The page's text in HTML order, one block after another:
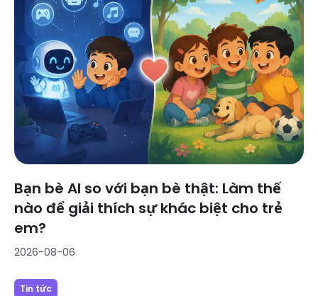
Bạn bè AI so với bạn bè thật: Làm thế
nào để giải thích sự khác biệt cho trẻ
em?
2026-08-06
Tin tức